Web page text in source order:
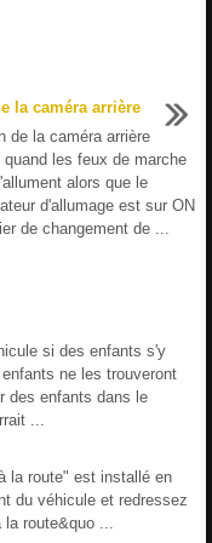
la caméra arrière
de la caméra arrière
quand les feux de marche
alors que le
d'allumage est sur ON
de changement de ...
si des enfants s'y
ne les trouveront
des enfants dans le
...
la route" est installé en
du véhicule et redressez
route&quo ...